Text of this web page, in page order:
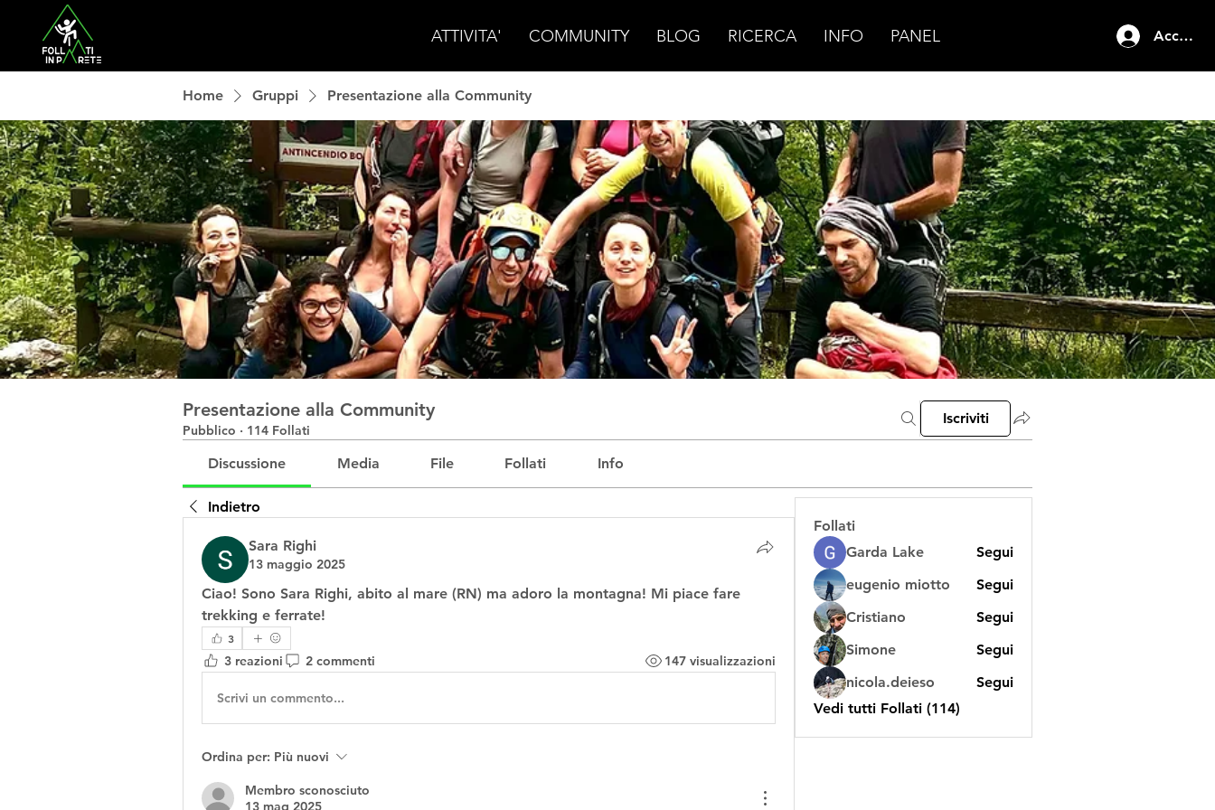
ATTIVITA' COMMUNITY BLOG RICERCA INFO PANEL Accedi
Home Gruppi Presentazione alla Community
Presentazione alla Community
Pubblico · 114 Follati
Iscriviti
Discussione Media File Follati Info
Indietro
Sara Righi
13 maggio 2025
Ciao! Sono Sara Righi, abito al mare (RN) ma adoro la montagna! Mi piace fare
trekking e ferrate!
3
3 reazioni 2 commenti 147 visualizzazioni
Scrivi un commento...
Ordina per: Più nuovi
Membro sconosciuto
13 mag 2025
Follati
Garda Lake
Segui
eugenio miotto
Segui
Cristiano
Segui
Simone
Segui
nicola.deieso
Segui
Vedi tutti Follati (114)